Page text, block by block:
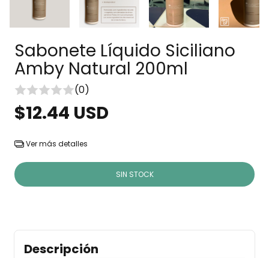
Sabonete Líquido Siciliano
Amby Natural 200ml
(0)
$12.44 USD
Ver más detalles
Descripción